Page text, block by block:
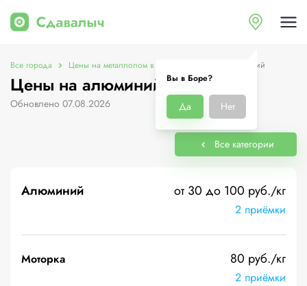
Вы в Боре?
Да Нет
Все города Цены на металлолом в Боре Цены на алюминий
Цены на алюминий в Боре
Обновлено 07.08.2026
Все категории
Алюминий от 30 до 100 руб./кг
2 приёмки
Моторка 80 руб./кг
2 приёмки